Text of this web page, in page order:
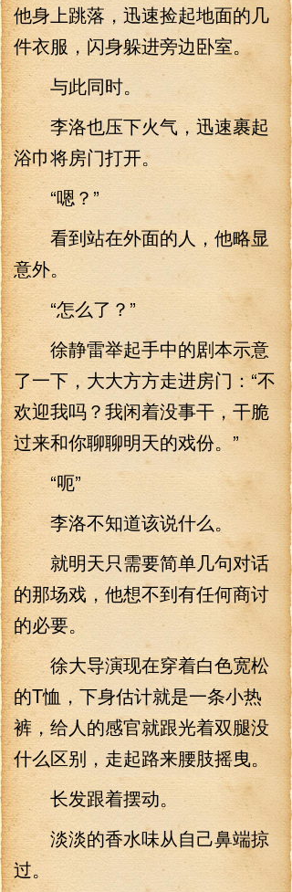
他身上跳落，迅速捡起地面的几
件衣服，闪身躲进旁边卧室。
与此同时。
李洛也压下火气，迅速裹起
浴巾将房门打开。
“嗯？”
看到站在外面的人，他略显
意外。
“怎么了？”
徐静雷举起手中的剧本示意
了一下，大大方方走进房门：“不
欢迎我吗？我闲着没事干，干脆
过来和你聊聊明天的戏份。”
“呃”
李洛不知道该说什么。
就明天只需要简单几句对话
的那场戏，他想不到有任何商讨
的必要。
徐大导演现在穿着白色宽松
的T恤，下身估计就是一条小热
裤，给人的感官就跟光着双腿没
什么区别，走起路来腰肢摇曳。
长发跟着摆动。
淡淡的香水味从自己鼻端掠
过。